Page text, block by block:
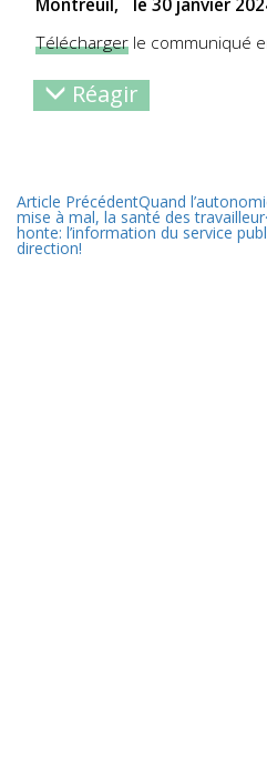
Montreuil, le 30 janvier
Télécharger le communiqué
Réagir
Article PrécédentQuand
mise à mal, la santé des
honte: l’information du service
direction!